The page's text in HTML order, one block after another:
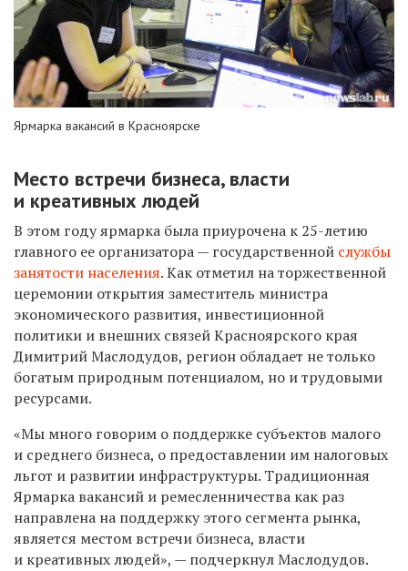
Ярмарка вакансий в Красноярске
Место встречи бизнеса, власти
и креативных людей
В этом году ярмарка была приурочена к 25-летию
главного ее организатора — государственной службы
занятости населения. Как отметил на торжественной
церемонии открытия заместитель министра
экономического развития, инвестиционной
политики и внешних связей Красноярского края
Димитрий Маслодудов, регион обладает не только
богатым природным потенциалом, но и трудовыми
ресурсами.
«Мы много говорим о поддержке субъектов малого
и среднего бизнеса, о предоставлении им налоговых
льгот и развитии инфраструктуры. Традиционная
Ярмарка вакансий и ремесленничества как раз
направлена на поддержку этого сегмента рынка,
является местом встречи бизнеса, власти
и креативных людей», — подчеркнул Маслодудов.